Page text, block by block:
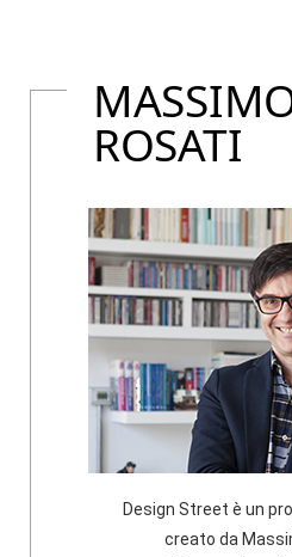
ROSATI
Design Street è un
creato da